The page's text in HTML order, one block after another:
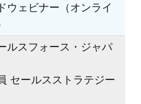
ウェビナー（オンライ
ルスフォース・ジャパ
セールスストラテジー